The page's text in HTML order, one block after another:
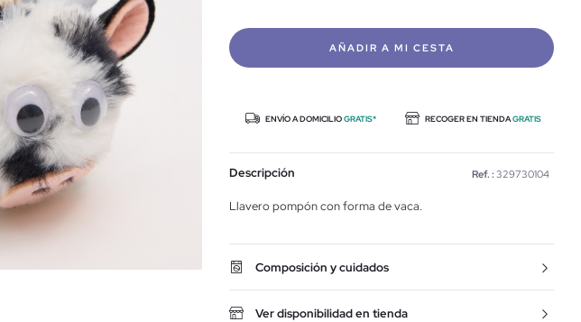
AÑADIR A MI CESTA
ENVÍO A DOMICILIOGRATIS* RECOGER EN TIENDAGRATIS
Descripción Ref. : 329730104
Llavero pompón con forma de vaca.
Composición y cuidados
Ver disponibilidad en tienda